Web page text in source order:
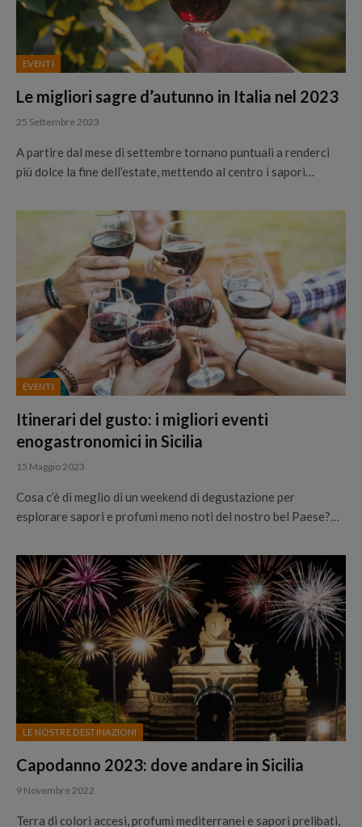
EVENTI
Le migliori sagre d’autunno in Italia nel 2023
25 Settembre 2023
A partire dal mese di settembre tornano puntuali a renderci
più dolce la fine dell’estate, mettendo al centro i sapori…
EVENTI
Itinerari del gusto: i migliori eventi
enogastronomici in Sicilia
15 Maggio 2023
Cosa c’è di meglio di un weekend di degustazione per
esplorare sapori e profumi meno noti del nostro bel Paese?…
LE NOSTRE DESTINAZIONI
Capodanno 2023: dove andare in Sicilia
9 Novembre 2022
Terra di colori accesi, profumi mediterranei e sapori prelibati,